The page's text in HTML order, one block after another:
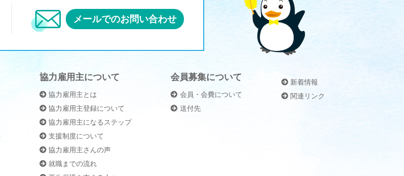
メールでのお問い合わせ
協力雇用主について
協力雇用主とは
協力雇用主登録について
協力雇用主になるステップ
支援制度について
協力雇用主さんの声
就職までの流れ
会員募集について
会員・会費について
送付先
新着情報
関連リンク